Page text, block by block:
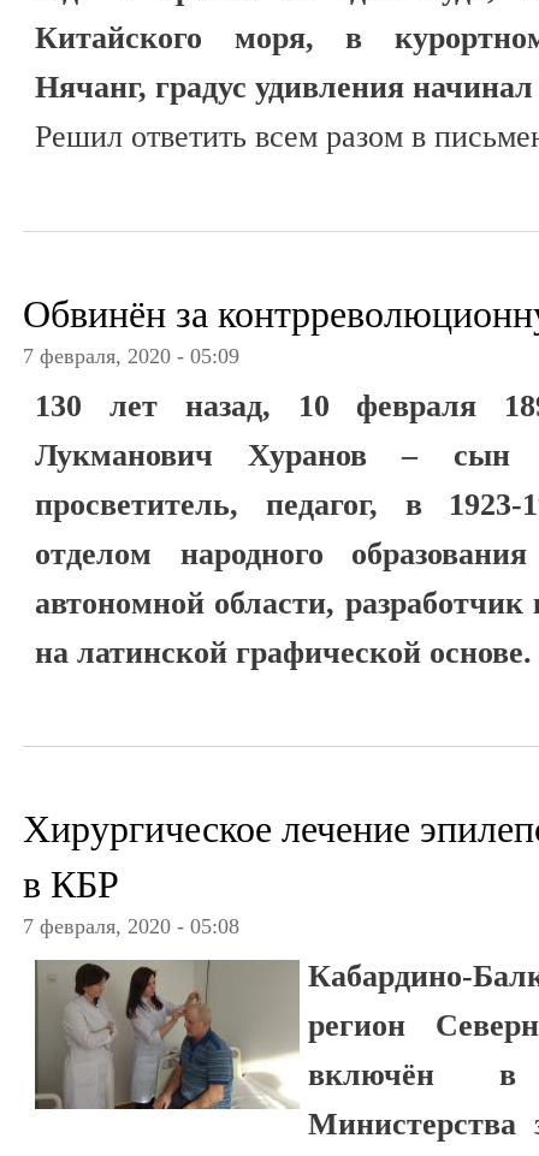
Китайского моря, в
Нячанг, градус удивления
Решил ответить всем разом в
Обвинён за
7 февраля, 2020 - 05:09
130 лет назад, 10 февраля
Лукманович Хуранов – сын
просветитель, педагог, в
отделом народного
автономной области,
на латинской графической основе.
Хирургическое лечение
в КБР
7 февраля, 2020 - 05:08
Кабардино-
регион
включён в
Министерства